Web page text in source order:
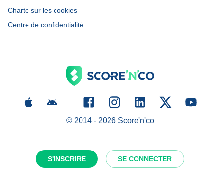
S'INSCRIRE SE CONNECTER
Charte sur les cookies
Centre de confidentialité
© 2014 - 2026Score'n'co